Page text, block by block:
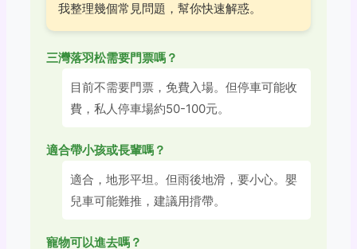
我整理幾個常見問題，幫你快速解惑。
三灣落羽松需要門票嗎？
目前不需要門票，免費入場。但停車可能收
費，私人停車場約50-100元。
適合帶小孩或長輩嗎？
適合，地形平坦。但雨後地滑，要小心。嬰
兒車可能難推，建議用揹帶。
寵物可以進去嗎？